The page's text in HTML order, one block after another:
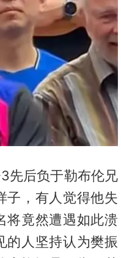
先后负于勒布伦兄
子，有人觉得他失
将竟然遭遇如此溃
的人坚持认为樊振